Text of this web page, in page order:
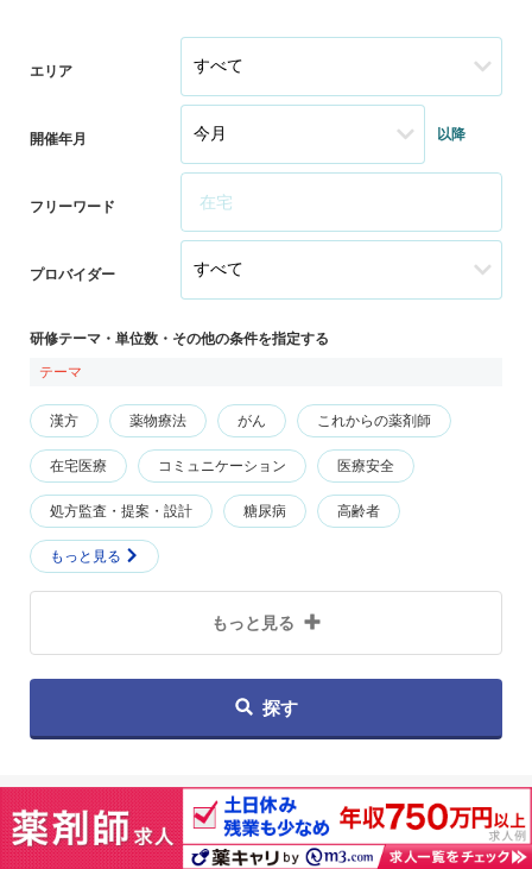
エリア
開催年月 以降
フリーワード
プロバイダー
研修テーマ・単位数・その他の条件を指定する
テーマ
漢方 薬物療法 がん これからの薬剤師
在宅医療 コミュニケーション 医療安全
処方監査・提案・設計 糖尿病 高齢者
もっと見る
もっと見る
探す